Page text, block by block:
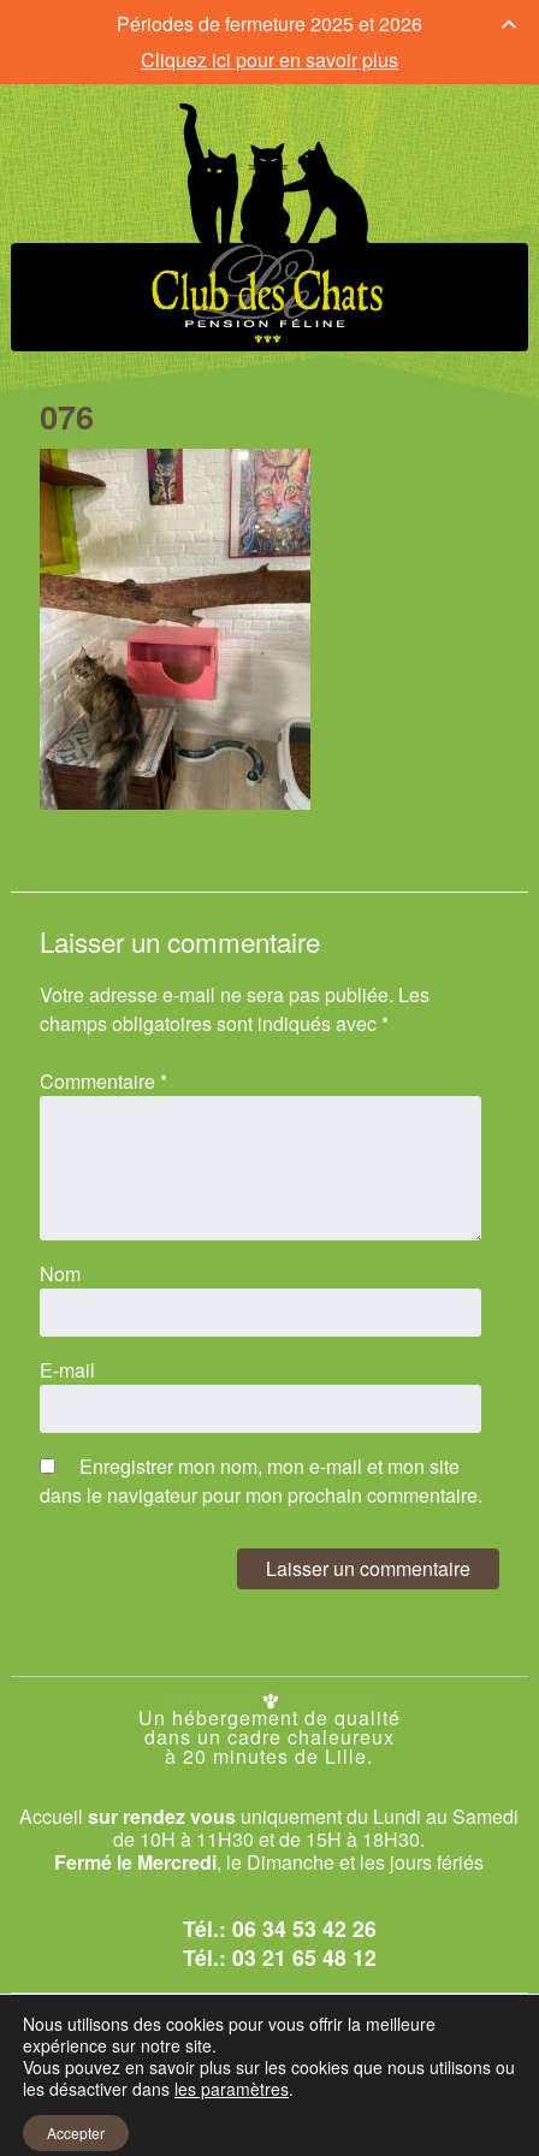
076
Laisser un commentaire
Votre adresse e-mail ne sera pas publiée. Les
champs obligatoires sont indiqués avec *
Commentaire *
Nom
E-mail
Enregistrer mon nom, mon e-mail et mon site
dans le navigateur pour mon prochain commentaire.
Un hébergement de qualité
dans un cadre chaleureux
à 20 minutes de Lille.
Accueilsur rendez vous uniquement du Lundi au Samedi
de 10H à 11H30 et de 15H à 18H30.
Fermé le Mercredi, le Dimanche et les jours fériés
Tél.:06 34 53 42 26
Tél.:03 21 65 48 12
© 2026 Le Club des Chats
1228 rue bataille - 62840 Sailly-sur-la-Lys.
Mentions légales et C.G.U
Nous utilisons des cookies pour vous offrir la meilleure
expérience sur notre site.
Vous pouvez en savoir plus sur les cookies que nous utilisons ou
les désactiver dans les paramètres.
Accepter
Périodes de fermeture 2025 et 2026
Cliquez ici pour en savoir plus